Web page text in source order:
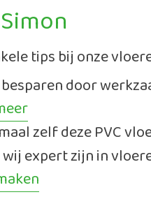
tips bij onze
door
zelf deze PVC
expert zijn in